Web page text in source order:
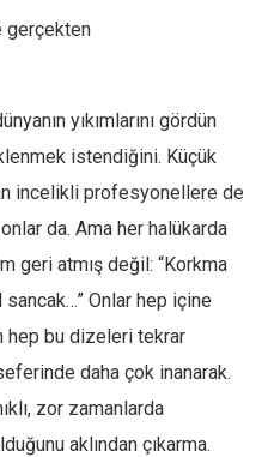
gerçekten
yıkımlarını gördün
istendiğini. Küçük
incelikli profesyonellere de
da. Ama her halükarda
geri atmış değil: “Korkma
Onlar hep içine
hep bu dizeleri tekrar
daha çok inanarak.
zor zamanlarda
aklından çıkarma.